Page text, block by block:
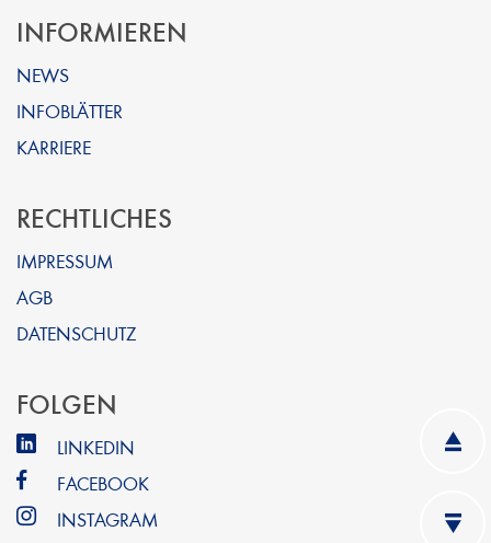
INFORMIEREN
NEWS
INFOBLÄTTER
KARRIERE
RECHTLICHES
IMPRESSUM
AGB
DATENSCHUTZ
FOLGEN
LINKEDIN
FACEBOOK
INSTAGRAM